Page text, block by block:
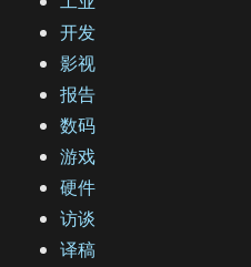
开发
影视
报告
数码
游戏
硬件
访谈
译稿